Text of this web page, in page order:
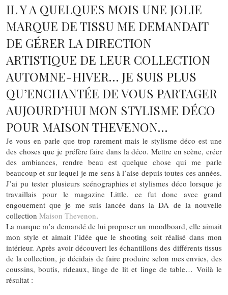
IL Y A QUELQUES MOIS UNE JOLIE
MARQUE DE TISSU ME DEMANDAIT
DE GÉRER LA DIRECTION
ARTISTIQUE DE LEUR COLLECTION
AUTOMNE-HIVER… JE SUIS PLUS
QU’ENCHANTÉE DE VOUS PARTAGER
AUJOURD’HUI MON STYLISME DÉCO
POUR MAISON THEVENON…
Je vous en parle que trop rarement mais le stylisme déco est une
des choses que je préfère faire dans la déco. Mettre en scène, créer
des ambiances, rendre beau est quelque chose qui me parle
beaucoup et sur lequel je me sens à l’aise depuis toutes ces années.
J’ai pu tester plusieurs scénographies et stylismes déco lorsque je
travaillais pour le magazine Little, ce fut donc avec grand
engouement que je me suis lancée dans la DA de la nouvelle
collection Maison Thevenon.
La marque m’a demandé de lui proposer un moodboard, elle aimait
mon style et aimait l’idée que le shooting soit réalisé dans mon
intérieur. Après avoir découvert les échantillons des différents tissus
de la collection, je décidais de faire produire selon mes envies, des
coussins, boutis, rideaux, linge de lit et linge de table… Voilà le
résultat :